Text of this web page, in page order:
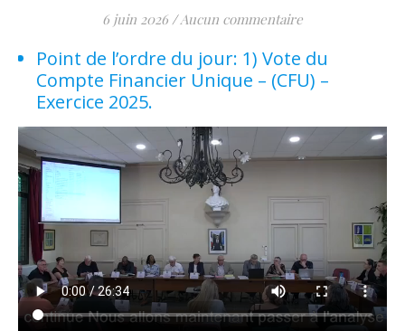
6 juin 2026 /Aucun commentaire
Point de l’ordre du jour: 1) Vote du
Compte Financier Unique – (CFU) –
Exercice 2025.